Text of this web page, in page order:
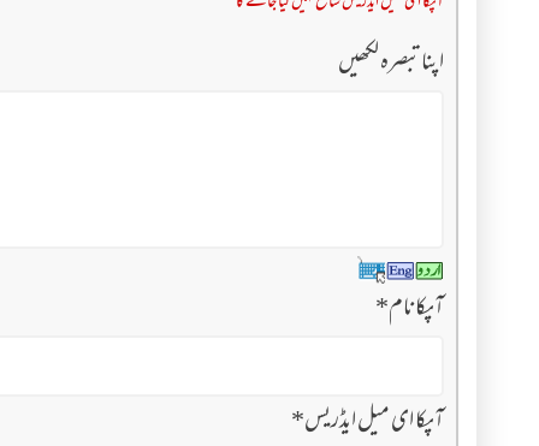
اپنا تبصرہ لکھیں
آپکا نام*
آپکا ای میل ایڈریس*